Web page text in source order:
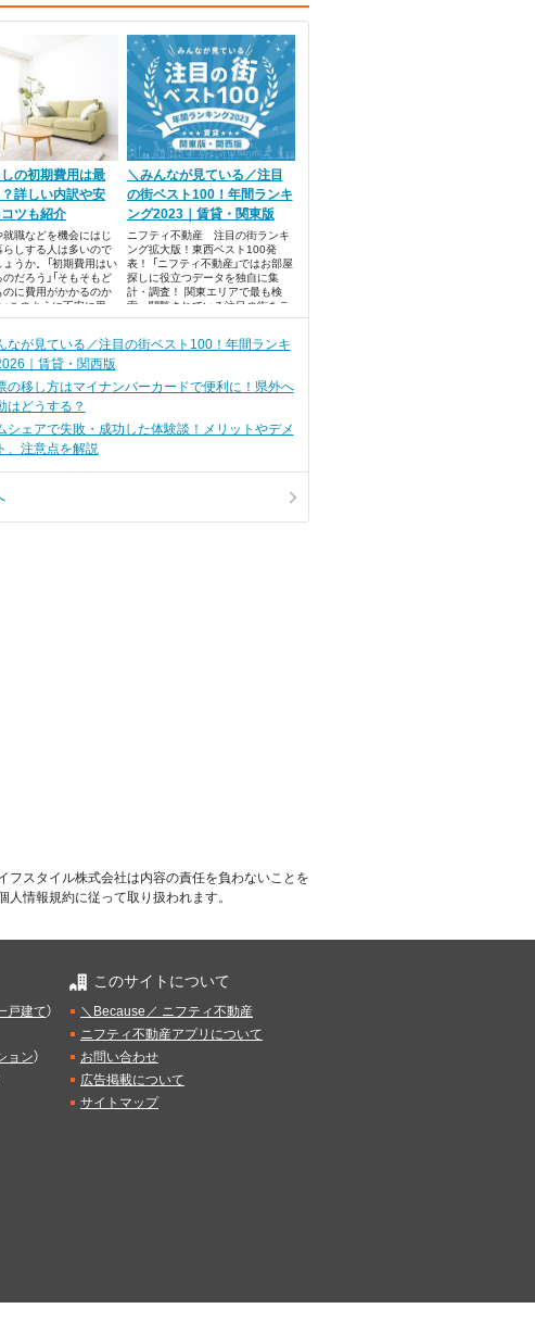
の初期費用は最
詳しい内訳や安
ツも紹介
就職などを機会にはじ
らしする人は多いので
うか。「初期費用はい
だろう」「そもそもど
のに費用がかかるのか
このように不安に思っ
いませんか？
＼みんなが見ている／注目
の街ベスト100！年間ランキ
ング2023｜賃貸・関東版
ニフティ不動産 注目の街ランキ
ング拡大版！東西ベスト100発
表！ 「ニフティ不動産」ではお部屋
探しに役立つデータを独自に集
計・調査！ 関東エリアで最も検
索・閲覧されている注目の街をラ
ンキング形式でまとめました。
なが見ている／注目の街ベスト100！年間ランキ
｜賃貸・関西版
の移し方はマイナンバーカードで便利に！県外へ
はどうする？
シェアで失敗・成功した体験談！メリットやデメ
、注意点を解説
スタイル株式会社は内容の責任を負わないことを
情報規約に従って取り扱われます。
戸建て）
ョン）
このサイトについて
＼Because／ ニフティ不動産
ニフティ不動産アプリについて
お問い合わせ
広告掲載について
サイトマップ